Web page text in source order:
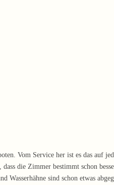
Vom Service her ist es das auf
die Zimmer bestimmt schon
sind schon etwas